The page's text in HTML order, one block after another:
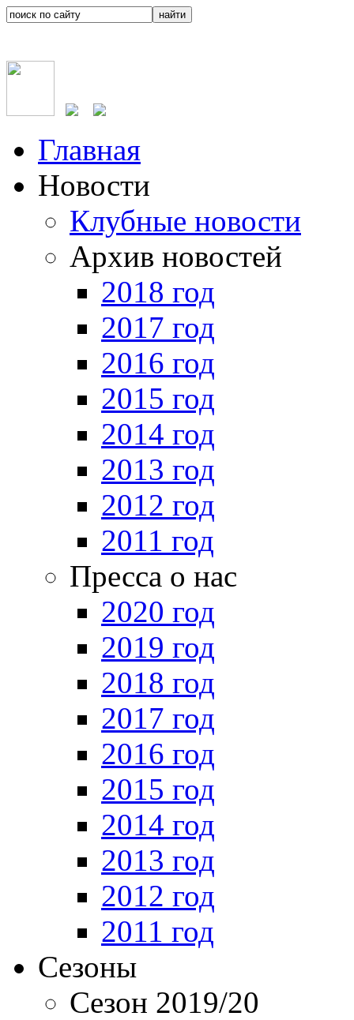
Главная
Новости
Клубные новости
Архив новостей
2018 год
2017 год
2016 год
2015 год
2014 год
2013 год
2012 год
2011 год
Пресса о нас
2020 год
2019 год
2018 год
2017 год
2016 год
2015 год
2014 год
2013 год
2012 год
2011 год
Сезоны
Сезон 2019/20